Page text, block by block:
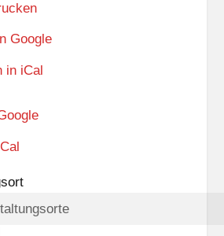
Google
in iCal